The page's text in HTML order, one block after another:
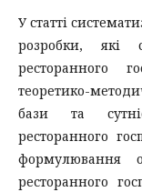
У статті
розробки, які
ресторанного
теоретико-
бази та
ресторанного
формулювання
ресторанного